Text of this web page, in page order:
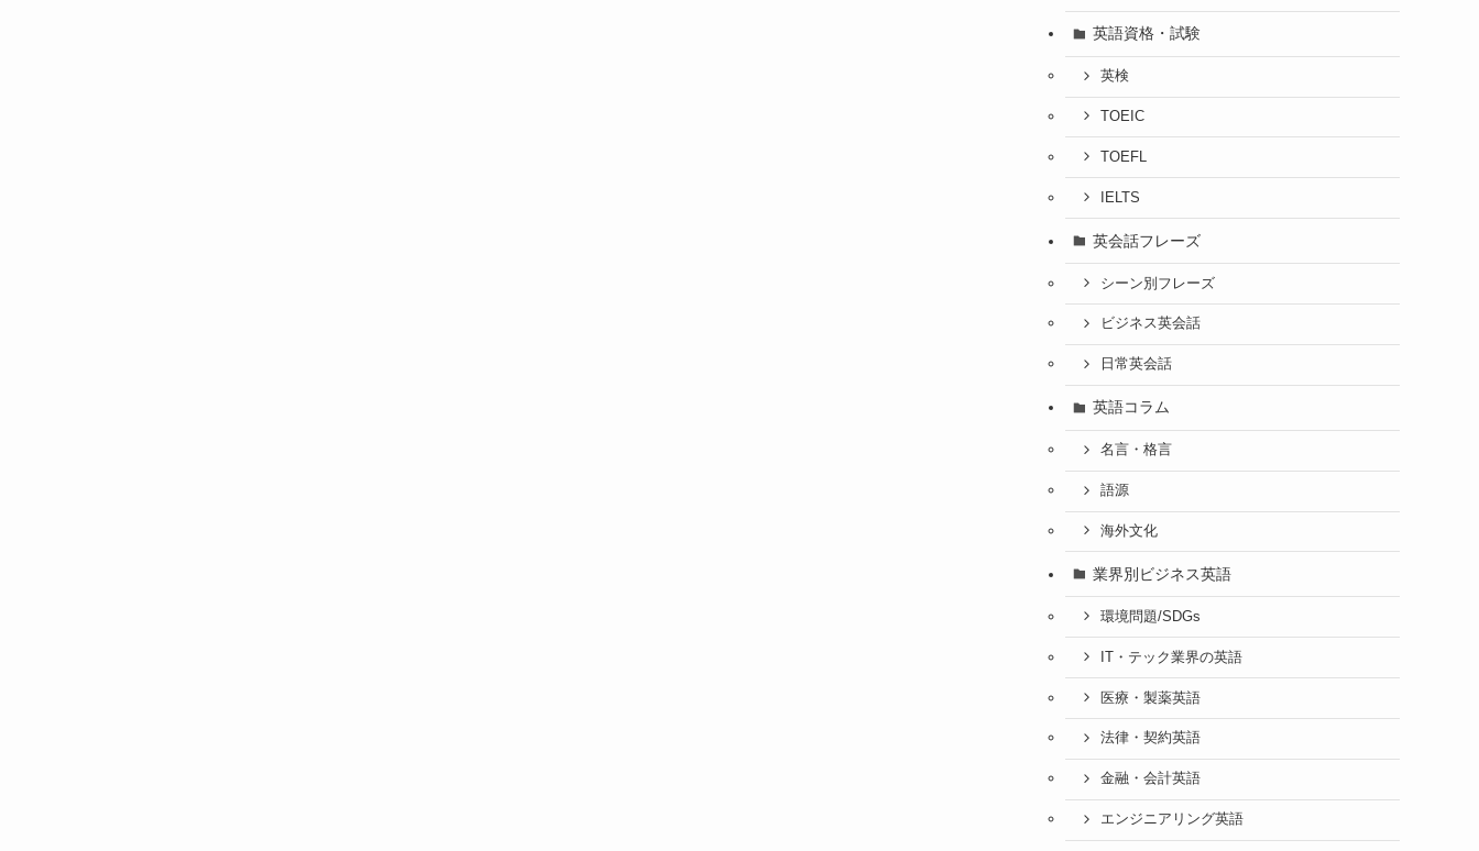
英語資格・試験
英検
TOEIC
TOEFL
IELTS
英会話フレーズ
シーン別フレーズ
ビジネス英会話
日常英会話
英語コラム
名言・格言
語源
海外文化
業界別ビジネス英語
環境問題/SDGs
IT・テック業界の英語
医療・製薬英語
法律・契約英語
金融・会計英語
エンジニアリング英語